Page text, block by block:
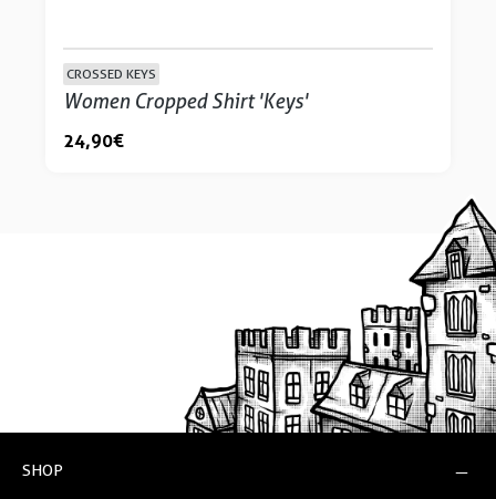
CROSSED KEYS
Women Cropped Shirt 'Keys'
24,90 €
SHOP